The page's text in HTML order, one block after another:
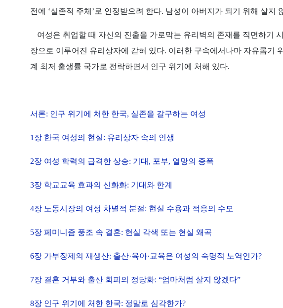
전에 ‘실존적 주체 ’ 로 인정받으려 한다. 남성이 아버지가 되기 위해 살지
여성은 취업할 때 자신의 진출을 가로막는 유리벽의 존재를 직면하기
장으로 이루어진 유리상자에 갇혀 있다. 이러한 구속에서나마 자유롭기
계 최저 출생률 국가로 전락하면서 인구 위기에 처해 있다.
서론: 인구 위기에 처한 한국, 실존을 갈구하는 여성
1 장 한국 여성의 현실: 유리상자 속의 인생
2장 여성 학력의 급격한 상승: 기대 , 포부, 열망의 증폭
3장 학교교육 효과의 신화화: 기대와 한계
4장 노동시장의 여성 차별적 분절: 현실 수용과 적응의 수모
5장 페미니즘 풍조 속 결혼: 현실 각색 또는 현실 왜곡
6장 가부장제의 재생산: 출산·육아·교육은 여성의 숙명적 노역인가?
7장 결혼 거부와 출산 회피의 정당화: “엄마처럼 살지 않겠다”
8장 인구 위기에 처한 한국: 정말로 심각한가?